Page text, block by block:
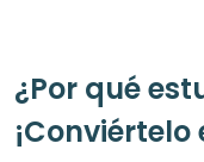
¿Por qué